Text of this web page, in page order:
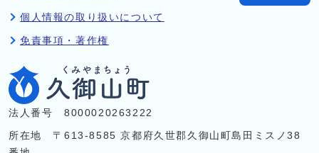
個人情報の取り扱いについて
免責事項・著作権
法人番号 8000020263222
所在地 〒613-8585 京都府久世郡久御山町島田ミスノ38